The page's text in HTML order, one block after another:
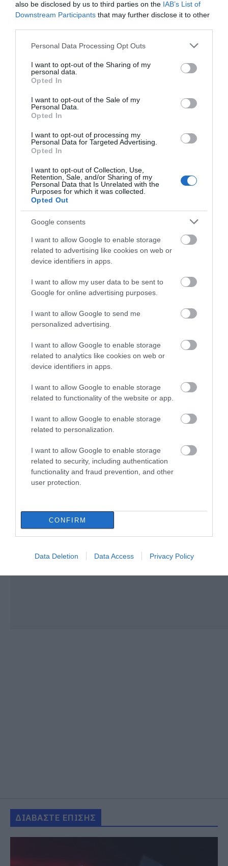
also be disclosed by us to third parties on the IAB’s List of
Downstream Participants that may further disclose it to other
Please note that this website/app uses one or more Google
not limited to your visit or usage behaviour. You may click to
grant or deny consent to Google and its third-party tags to
use your data for below specified purposes in below Google
consent section.
Personal Data Processing Opt Outs
I want to opt-out of the Sharing of my
personal data.
Opted In
I want to opt-out of the Sale of my
Personal Data.
Opted In
I want to opt-out of processing my
Personal Data for Targeted Advertising.
Opted In
I want to opt-out of Collection, Use,
Retention, Sale, and/or Sharing of my
Personal Data that Is Unrelated with the
Purposes for which it was collected.
Opted Out
Google consents
I want to allow Google to enable storage
related to advertising like cookies on web or
device identifiers in apps.
I want to allow my user data to be sent to
Google for online advertising purposes.
I want to allow Google to send me
personalized advertising.
I want to allow Google to enable storage
related to analytics like cookies on web or
device identifiers in apps.
I want to allow Google to enable storage
related to functionality of the website or app.
I want to allow Google to enable storage
related to personalization.
I want to allow Google to enable storage
related to security, including authentication
functionality and fraud prevention, and other
user protection.
CONFIRM
Data Deletion Data Access Privacy Policy
«Ανάσα» για τους αγρότες στην
έργο
06.08.2026 | 20:40
Ο λόγος που τηγανίζουμε ψάρια
του Σωτήρος – Πως θα κάνετε το
τέλειο μαγείρεμα
06.08.2026 | 20:20
Θρήνος στην Εύβοια: Έφυγε από
τη ζωή ο 37χρονος που είχε
τροχαίο με αγριογούρουνο
06.08.2026 | 20:20
Νέο σοβαρό τροχαίο στην Εύβοια:
Τούμπαρε αυτοκίνητο
06.08.2026 | 20:00
Αταμάν – Βίντεο από τη Σύμη
06.08.2026 | 19:40
Φωτιά στη Σκύρο: Συνεχίζει να
καίει στο Νησί, συγκλονιστική
βίντεο
06.08.2026 | 19:40
Ξεκινάει τεράστιο έργο αξίας
2.425.000€ στην Εύβοια – Δείτε
Φωτιά στη Σκύρο:
Χωρίς ενεργό μέτωπο –
Παραμένουν ισχυρές
Πυροσβεστικής
Συνελήφθη 63χρονη
για τη φωτιά στη Σκύρο
Φωτιά στη Σκύρο:
Δύσκολη νύχτα για την
Καλαμίτσα – Νέες
εικόνες και βίντεο
Εύβοια: Με κατάνυξη
και πλήθος κόσμου η
μεγάλη γιορτή στους
Ωρεούς – Παρών ο
κοπέλα που έπεσε από
την γέφυρα: Τα
νεότερα για την υγεία
στη Σκύρο: Κινδύνευσε
κτηνοτροφική μονάδα
ΔΙΑΒΑΣΤΕ ΕΠΙΣΗΣ